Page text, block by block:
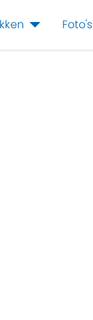
Foto's